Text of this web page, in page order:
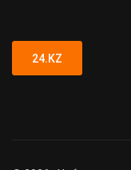
24.KZ